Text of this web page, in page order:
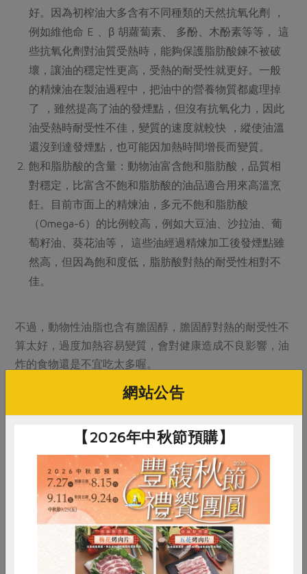
好。因為初榨油大多含有不同種類的天然抗氧化劑 ，
例如維他命 E 、β 胡蘿蔔素、 多酚、木酚素等等， 這
些抗氧化劑對油質受熱時，能夠保護脂肪酸鍊不被破
壞，讓油的穩定性更高，受熱的耐受性就更好。一般
的精煉油在製油過程中，把油中的營養物質都處理掉
了 ，雖然提高了油的發煙點，但沒有抗氧化力，因此
油受熱時耐受性不佳，變質的速度就較快 ，縱使油溫
還沒到達發煙點，也可能因加熱時間增長而變質。
飽和脂肪酸的含量：動物油富含飽和脂肪酸，品質相
對穩定，比富含不飽和脂肪酸的油品適合用來高溫烹
飪。目前市面上的精煉油，多元不飽和脂肪酸
（Omega-6）的比例較高，例如大豆油、沙拉油、葡
萄籽油、葵花油等， 這些油經過精煉加工後發煙點雖
然高，但因為飽和度低，脂肪酸對熱的耐受性相對不
佳。
不過，動物性油脂也含有膽固醇，膽固醇對熱的耐受性不
算太好，過度加熱容易變質，會對健康造成不良影響，油
炸的食物還是不宜吃太多喔。
※總結：發煙點只是告訴你油溫到幾度可能快速變質，抗
氧化元素的多寡以及脂肪酸的飽和度決定油的耐受性，更
是影響油質受熱穩定度的重要因素。切勿將油品加熱至冒
煙 ，因為「油加熱至開始冒煙之際，也就是油品劣化之
始」。
Q：初榨橄欖油和普通橄欖油有什麼差別?
RPET 食譜 減硝酸鹽
網站公告
【2026年中秋節預購】